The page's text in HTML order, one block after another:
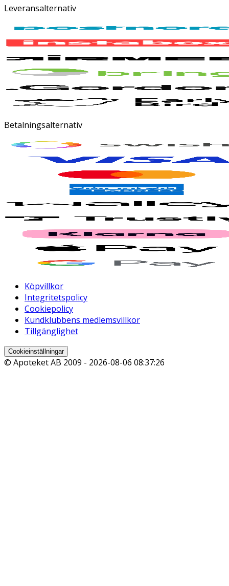
Leveransalternativ
Betalningsalternativ
Köpvillkor
Integritetspolicy
Cookiepolicy
Kundklubbens medlemsvillkor
Tillgänglighet
Cookieinställningar
© Apoteket AB 2009 - 2026-08-06 08:37:26